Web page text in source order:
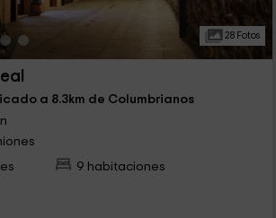
28 Fotos
a 8.3km de Columbrianos
9 habitaciones